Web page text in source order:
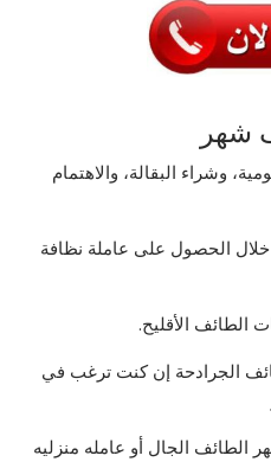
شهر
وشراء البقالة، والاهتمام
خلال الحصول على عاملة نظافة
الطائف الأقليح.
الجرادحة إن كنت ترغب في
الطائف الجال أو عامله منزليه